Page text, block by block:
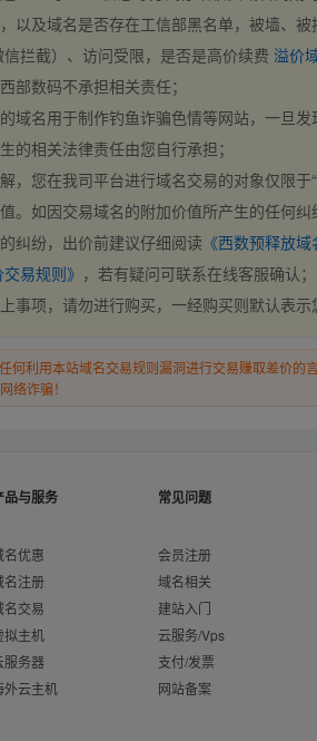
以及域名是否存在工信部黑名单，被墙、
拦截）、访问受限，是否是高价续费 溢价
部数码不承担相关责任；
域名用于制作钓鱼诈骗色情等网站，一旦
的相关法律责任由您自行承担；
，您在我司平台进行域名交易的对象仅限于
。如因交易域名的附加价值所产生的任何
纠纷，出价前建议仔细阅读 《西数预释放
交易规则》 ，若有疑问可联系在线客服确认；
事项，请勿进行购买，一经购买则默认表
何利用本站域名交易规则漏洞进行交易赚取差价的
络诈骗！
品与服务
名优惠
名注册
名交易
拟主机
服务器
外云主机
常见问题
会员注册
域名相关
建站入门
云服务/Vps
支付/发票
网站备案